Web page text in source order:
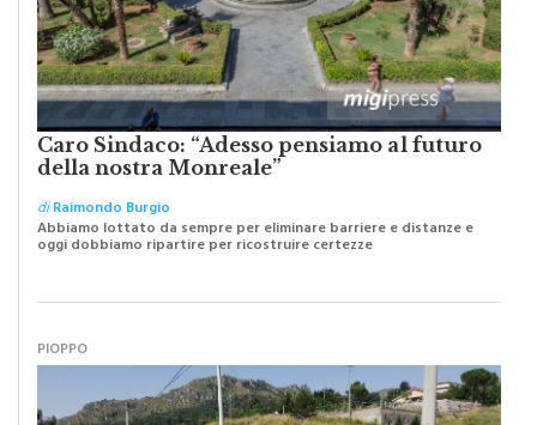
Caro Sindaco: “Adesso pensiamo al futuro
della nostra Monreale”
diRaimondo Burgio